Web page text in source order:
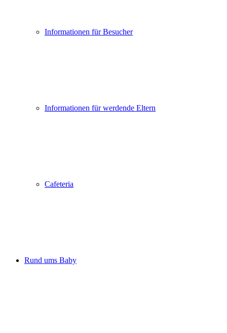
Informationen für Besucher
Informationen für werdende Eltern
Cafeteria
Rund ums Baby